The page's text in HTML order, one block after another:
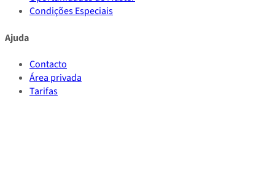
Condições Especiais
Ajuda
Contacto
Área privada
Tarifas